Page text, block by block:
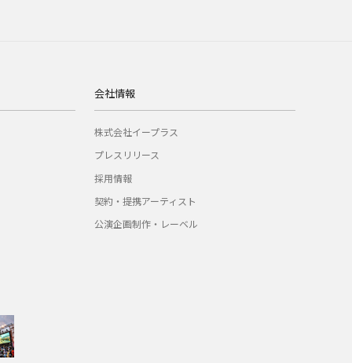
会社情報
株式会社イープラス
プレスリリース
採用情報
契約・提携アーティスト
公演企画制作・レーベル